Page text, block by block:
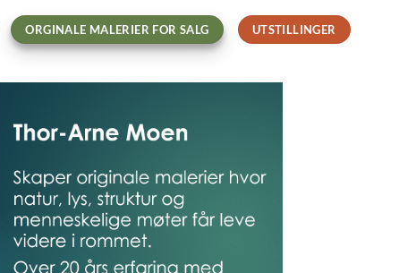
ORGINALE MALERIER FOR SALG UTSTILLINGER